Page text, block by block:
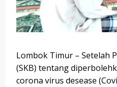
Lombok Timur – Setelah
(SKB) tentang
corona virus desease